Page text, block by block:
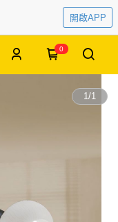
開啟APP
0
1/1